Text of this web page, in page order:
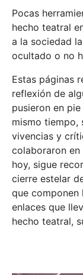
Pocas
hecho teatral
a la sociedad
ocultado o no
Estas páginas
reflexión de
pusieron en
mismo tiempo,
vivencias y
colaboraron en
hoy, sigue
cierre estelar
que componen
enlaces que
hecho teatral,